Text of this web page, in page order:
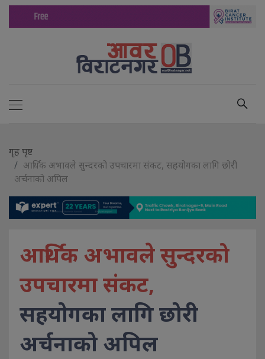
गृह पृष्ट
आर्थिक अभावले सुन्दरको उपचारमा संकट, सहयोगका लागि छोरी
अर्चनाको अपिल
आर्थिक अभावले सुन्दरको
उपचारमा संकट,
सहयोगका लागि छोरी
अर्चनाको अपिल